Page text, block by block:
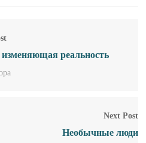
реальность
Next Post
Необычные люди